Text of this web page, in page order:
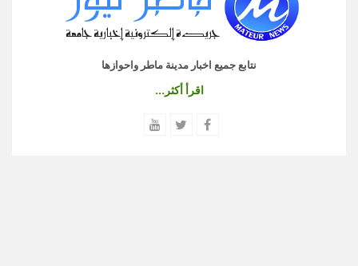
نتابع جميع اخبار مدينة ماطر واحوازها
اقرأ أكثر...